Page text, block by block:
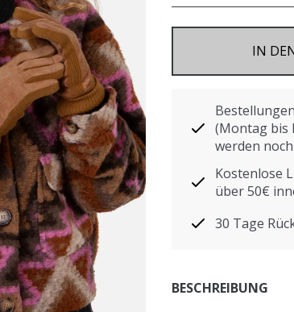
IN
(Montag bis
werden
Kostenlose
über 50€
30 Tage
BESCHREIBUNG